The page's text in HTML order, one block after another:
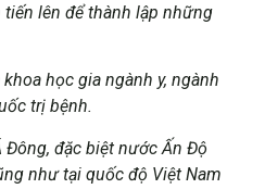
lên để thành lập những
học gia ngành y, ngành
trị bệnh.
đặc biệt nước Ấn Độ
như tại quốc độ Việt Nam